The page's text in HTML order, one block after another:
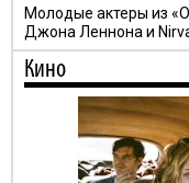
Молодые актеры из
Джона Леннона и
Кино